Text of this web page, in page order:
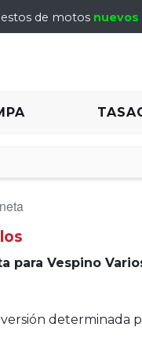
de motos nuevos
para Vespino